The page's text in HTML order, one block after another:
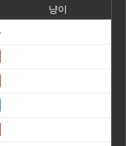
냥이